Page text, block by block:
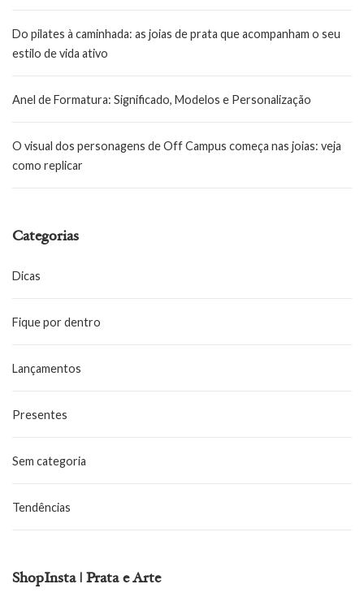
Do pilates à caminhada: as joias de prata que acompanham o seu
estilo de vida ativo
Anel de Formatura: Significado, Modelos e Personalização
O visual dos personagens de Off Campus começa nas joias: veja
como replicar
Categorias
Dicas
Fique por dentro
Lançamentos
Presentes
Sem categoria
Tendências
ShopInsta | Prata e Arte